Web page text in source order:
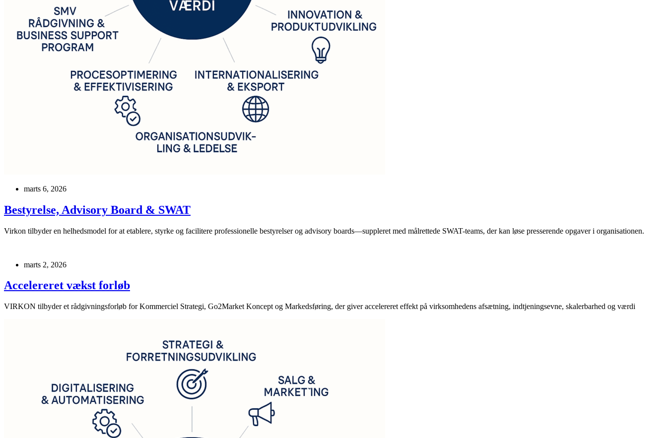
marts 6, 2026
Bestyrelse, Advisory Board & SWAT
Virkon tilbyder en helhedsmodel for at etablere, styrke og facilitere professionelle bestyrelser og advisory boards—suppleret med målrettede SWAT-teams, der kan løse presserende opgaver i organisationen.
marts 2, 2026
Accelereret vækst forløb
VIRKON tilbyder et rådgivningsforløb for Kommerciel Strategi, Go2Market Koncept og Markedsføring, der giver accelereret effekt på virksomhedens afsætning, indtjeningsevne, skalerbarhed og værdi